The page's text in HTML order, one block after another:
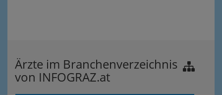
Ärzte im Branchenverzeichnis
von INFOGRAZ.at